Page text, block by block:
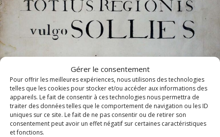
Gérer le consentement
Pour offrir les meilleures expériences, nous utilisons des technologies
telles que les cookies pour stocker et/ou accéder aux informations des
appareils. Le fait de consentir à ces technologies nous permettra de
traiter des données telles que le comportement de navigation ou les ID
uniques sur ce site. Le fait de ne pas consentir ou de retirer son
consentement peut avoir un effet négatif sur certaines caractéristiques
et fonctions.
Messe et Vêpres de sainte Christine (1820)
En l'honneur de sainte Christine, les Archives diocésaines
mettent en ligne l'office ancien de sainte...